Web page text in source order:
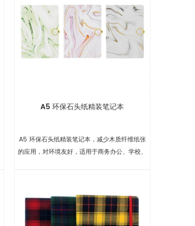
A5 环保石头纸精装笔记本
A5 环保石头纸精装笔记本，减少木质纤维纸张
的应用，对环境友好，适用于商务办公、学校、